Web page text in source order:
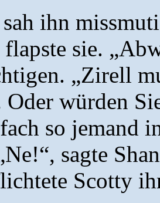
ihn
sie.
„Zirell
würden
so jemand
sagte
Scotty